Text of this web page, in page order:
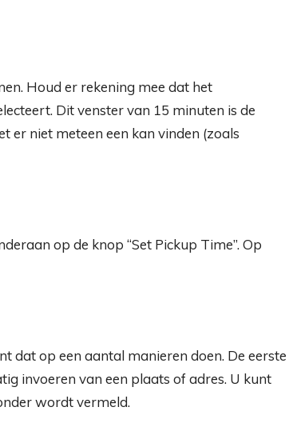
Houd er rekening mee dat het
Dit venster van 15 minuten is de
er niet meteen een kan vinden (zoals
op de knop “Set Pickup Time”. Op
dat op een aantal manieren doen. De eerste
invoeren van een plaats of adres. U kunt
wordt vermeld.